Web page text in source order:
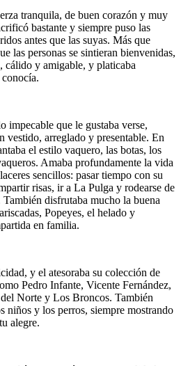
tranquila, de buen corazón y muy
bastante y siempre puso las
antes que las suyas. Más que
las personas se sintieran bienvenidas,
cálido y amigable, y platicaba
impecable que le gustaba verse,
vestido, arreglado y presentable. En
el estilo vaquero, las botas, los
Amaba profundamente la vida
sencillos: pasar tiempo con su
risas, ir a La Pulga y rodearse de
También disfrutaba mucho la buena
Popeyes, el helado y
en familia.
y el atesoraba su colección de
Pedro Infante, Vicente Fernández,
Norte y Los Broncos. También
niños y los perros, siempre mostrando
alegre.